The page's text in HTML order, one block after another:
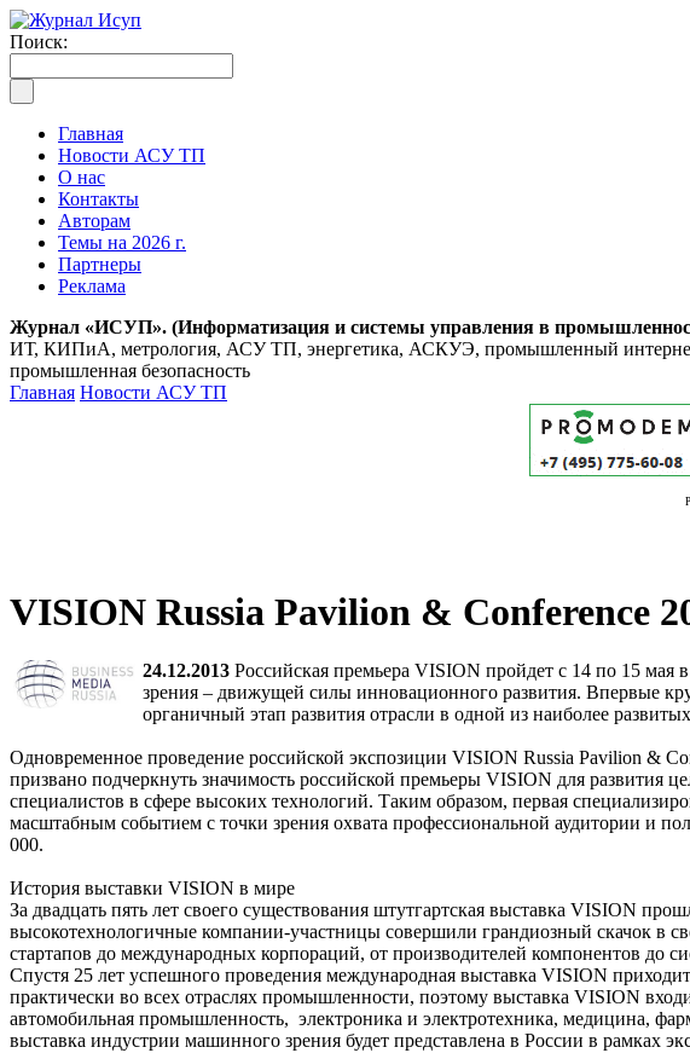
Поиск:
Главная
Новости АСУ ТП
О нас
Контакты
Авторам
Темы на 2026 г.
Партнеры
Реклама
Журнал «ИСУП». (Информатизация и системы управления в
ИТ, КИПиА, метрология, АСУ ТП, энергетика, АСКУЭ, промышленный интернет,
промышленная безопасность
Главная Новости АСУ ТП
VISION Russia Pavilion & Conference
24.12.2013 Российская премьера VISION пройдет с 14 по 15
зрения – движущей силы инновационного развития. Впервые
органичный этап развития отрасли в одной из наиболее
Одновременное проведение российской экспозиции VISION Russia Pavilion &
призвано подчеркнуть значимость российской премьеры VISION для
специалистов в сфере высоких технологий. Таким образом, первая
масштабным событием с точки зрения охвата профессиональной аудитории и
000.
История выставки VISION в мире
За двадцать пять лет своего существования штутгартская выставка VISION
высокотехнологичные компании-участницы совершили грандиозный скачок в
стартапов до международных корпораций, от производителей компонентов до
Спустя 25 лет успешного проведения международная выставка VISION
практически во всех отраслях промышленности, поэтому выставка VISION
автомобильная промышленность, электроника и электротехника, медицина,
выставка индустрии машинного зрения будет представлена в России в